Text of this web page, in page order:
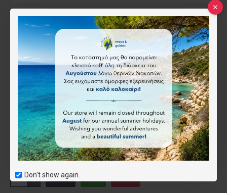
Don't show again.
ISBN:978-6185-823092
Anavasi
9.50€
Τύπος
Έντυπος
Ψηφιακός (όχι για το app) (-4.50€)